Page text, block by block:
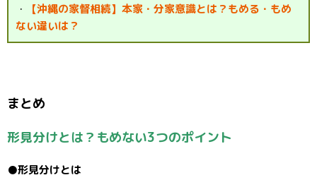
・
【沖縄の家督相続】本家・分家意識とは？もめる・もめ
ない違いは？
まとめ
形見分けとは？もめない3つのポイント
●形見分けとは